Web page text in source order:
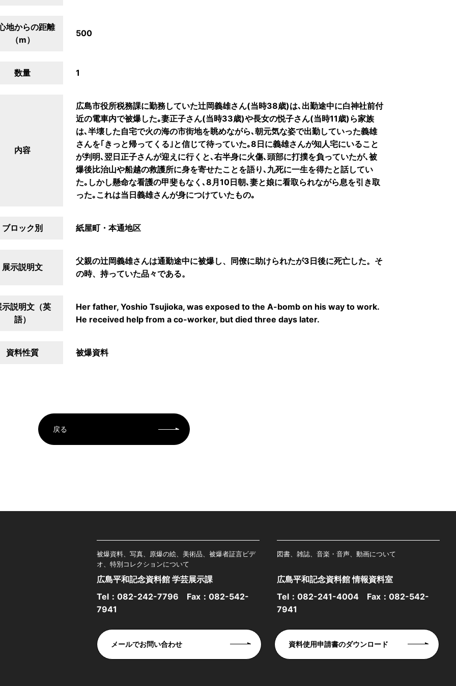
地からの距離
（m）
500
数量 1
内容
広島市役所税務課に勤務していた辻岡義雄さん(当時38歳)は､出勤途中に白神社前付
近の電車内で被爆した｡妻正子さん(当時33歳)や長女の悦子さん(当時11歳)ら家族
は､半壊した自宅で火の海の市街地を眺めながら､朝元気な姿で出勤していった義雄
さんを｢きっと帰ってくる｣と信じて待っていた｡8日に義雄さんが知人宅にいること
が判明､翌日正子さんが迎えに行くと､右半身に火傷､頭部に打撲を負っていたが､被
爆後比治山や船越の救護所に身を寄せたことを語り､九死に一生を得たと話してい
た｡しかし懸命な看護の甲斐もなく､8月10日朝､妻と娘に看取られながら息を引き取
った｡これは当日義雄さんが身につけていたもの｡
ブロック別 紙屋町・本通地区
展示説明文
父親の辻岡義雄さんは通勤途中に被爆し、同僚に助けられたが3日後に死亡した。そ
の時、持っていた品々である。
示説明文（英
語）
Her father, Yoshio Tsujioka, was exposed to the A-bomb on his way to work.
He received help from a co-worker, but died three days later.
資料性質 被爆資料
戻る
被爆資料、写真、原爆の絵、美術品、被爆者証言ビデ
オ、特別コレクションについて
広島平和記念資料館 学芸展示課
Tel： 082-242-7796 Fax：082-542-
7941
図書、雑誌、音楽・音声、動画について
広島平和記念資料館 情報資料室
Tel： 082-241-4004 Fax：082-542-
7941
メールでお問い合わせ 資料使用申請書のダウンロード